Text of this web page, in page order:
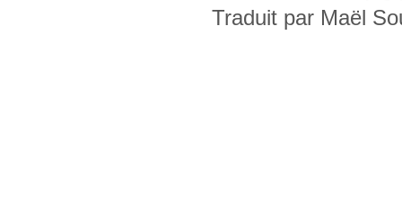
Traduit par Maël